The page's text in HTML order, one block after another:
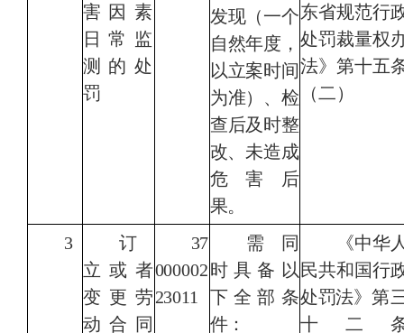
害因素
日常监
测的处
罚
发现（一个
自然年度，
以立案时间
为准）、检
查后及时整
改、未造成
危害后
果。
东省规范行
处罚裁量权
法》第十五
（二）
3
订
立或者
变更劳
动合同
37
000002
23011
需同
时具备以
下全部条
件：
《中华
民共和国行
处罚法》第
十二